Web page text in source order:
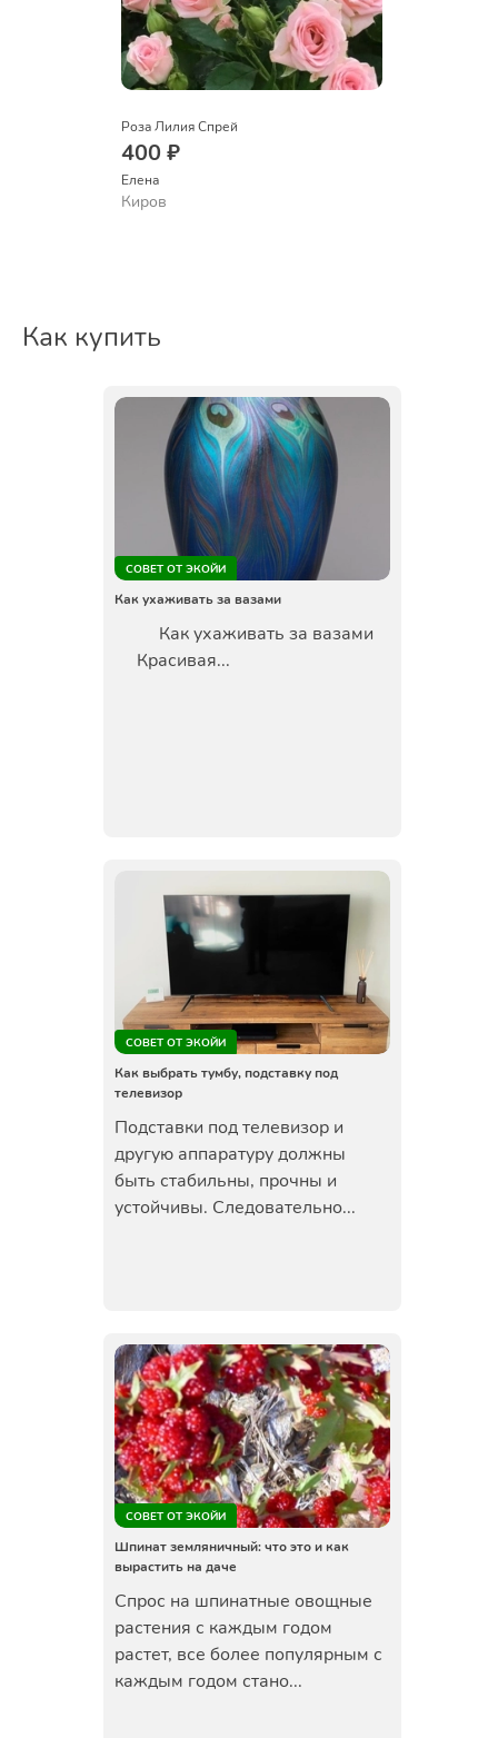
Роза Лилия Спрей
400 ₽
Елена
Киров
Как купить
СОВЕТ ОТ ЭКОЙИ
Как ухаживать за вазами
Как ухаживать за вазами
Красивая...
СОВЕТ ОТ ЭКОЙИ
Как выбрать тумбу, подставку под
телевизор
Подставки под телевизор и
другую аппаратуру должны
быть стабильны, прочны и
устойчивы. Следовательно...
СОВЕТ ОТ ЭКОЙИ
Шпинат земляничный: что это и как
вырастить на даче
Спрос на шпинатные овощные
растения с каждым годом
растет, все более популярным с
каждым годом стано...